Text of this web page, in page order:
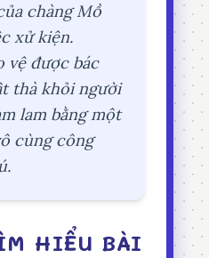
chàng Mồ
xử kiện.
vệ được bác
thà khỏi người
lam bằng một
cùng công
HIỂU BÀI